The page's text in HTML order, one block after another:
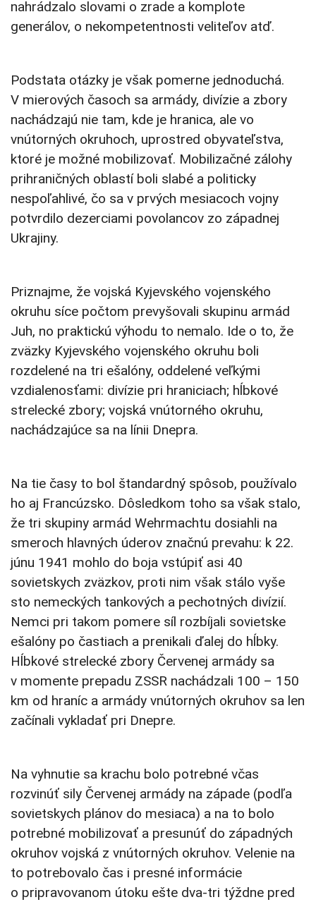
nahrádzalo slovami o zrade a komplote
generálov, o nekompetentnosti veliteľov atď.
Podstata otázky je však pomerne jednoduchá.
V mierových časoch sa armády, divízie a zbory
nachádzajú nie tam, kde je hranica, ale vo
vnútorných okruhoch, uprostred obyvateľstva,
ktoré je možné mobilizovať. Mobilizačné zálohy
prihraničných oblastí boli slabé a politicky
nespoľahlivé, čo sa v prvých mesiacoch vojny
potvrdilo dezerciami povolancov zo západnej
Ukrajiny.
Priznajme, že vojská Kyjevského vojenského
okruhu síce počtom prevyšovali skupinu armád
Juh, no praktickú výhodu to nemalo. Ide o to, že
zväzky Kyjevského vojenského okruhu boli
rozdelené na tri ešalóny, oddelené veľkými
vzdialenosťami: divízie pri hraniciach; hĺbkové
strelecké zbory; vojská vnútorného okruhu,
nachádzajúce sa na línii Dnepra.
Na tie časy to bol štandardný spôsob, používalo
ho aj Francúzsko. Dôsledkom toho sa však stalo,
že tri skupiny armád Wehrmachtu dosiahli na
smeroch hlavných úderov značnú prevahu: k 22.
júnu 1941 mohlo do boja vstúpiť asi 40
sovietskych zväzkov, proti nim však stálo vyše
sto nemeckých tankových a pechotných divízií.
Nemci pri takom pomere síl rozbíjali sovietske
ešalóny po častiach a prenikali ďalej do hĺbky.
Hĺbkové strelecké zbory Červenej armády sa
v momente prepadu ZSSR nachádzali 100 – 150
km od hraníc a armády vnútorných okruhov sa len
začínali vykladať pri Dnepre.
Na vyhnutie sa krachu bolo potrebné včas
rozvinúť sily Červenej armády na západe (podľa
sovietskych plánov do mesiaca) a na to bolo
potrebné mobilizovať a presunúť do západných
okruhov vojská z vnútorných okruhov. Velenie na
to potrebovalo čas i presné informácie
o pripravovanom útoku ešte dva-tri týždne pred